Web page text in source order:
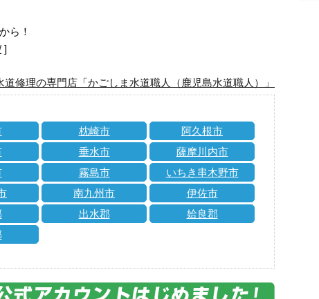
ら！
]
修理の専門店「かごしま水道職人（鹿児島水道職人）」
枕崎市
阿久根市
垂水市
薩摩川内市
霧島市
いちき串木野市
南九州市
伊佐市
出水郡
姶良郡